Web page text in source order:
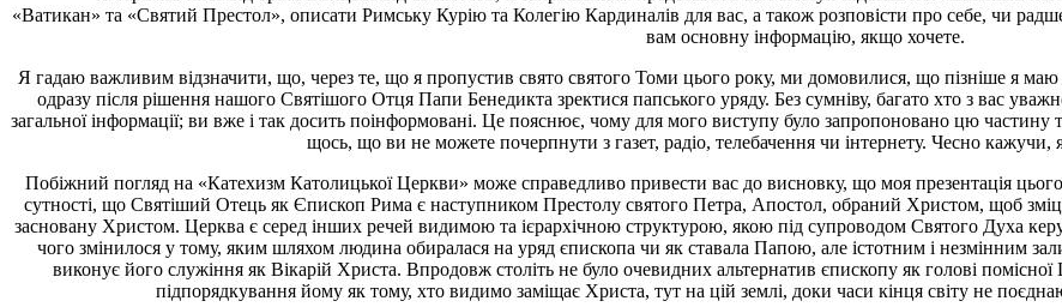
«Ватикан» та «Святий Престол», описати Римську Курію та Колегію Кардиналів для вас, а також розповісти про себе, чи
вам основну інформацію, якщо хочете.
Я гадаю важливим відзначити, що, через те, що я пропустив свято святого Томи цього року, ми домовилися, що пізніше я маю
одразу після рішення нашого Святішого Отця Папи Бенедикта зректися папського уряду. Без сумніву, багато хто з вас
загальної інформації; ви вже і так досить поінформовані. Це пояснює, чому для мого виступу було запропоновано цю
щось, що ви не можете почерпнути з газет, радіо, телебачення чи інтернету. Чесно
Побіжний погляд на «Катехизм Католицької Церкви» може справедливо привести вас до висновку, що моя презентація
сутності, що Святіший Отець як Єпископ Рима є наступником Престолу святого Петра, Апостол, обраний Христом, щоб
засновану Христом. Церква є серед інших речей видимою та ієрархічною структурою, якою під супроводом Святого Духа
чого змінилося у тому, яким шляхом людина обиралася на уряд єпископа чи як ставала Папою, але істотним і незмінним
виконує його служіння як Вікарій Христа. Впродовж століть не було очевидних альтернатив єпископу як голові
підпорядкування йому як тому, хто видимо заміщає Христа, тут на цій землі, доки часи кінця світу не